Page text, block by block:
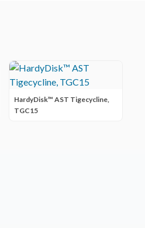
HardyDisk™ AST Tigecycline,
TGC15